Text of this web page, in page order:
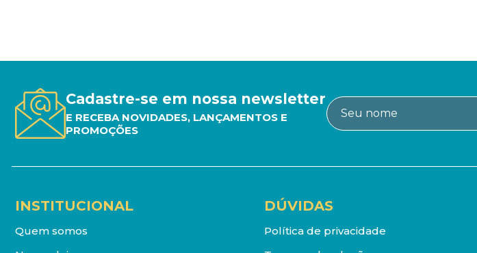
Cadastre-se em nossa newsletter
E RECEBA NOVIDADES, LANÇAMENTOS E
PROMOÇÕES
INSTITUCIONAL
Quem somos
DÚVIDAS
Política de privacidade